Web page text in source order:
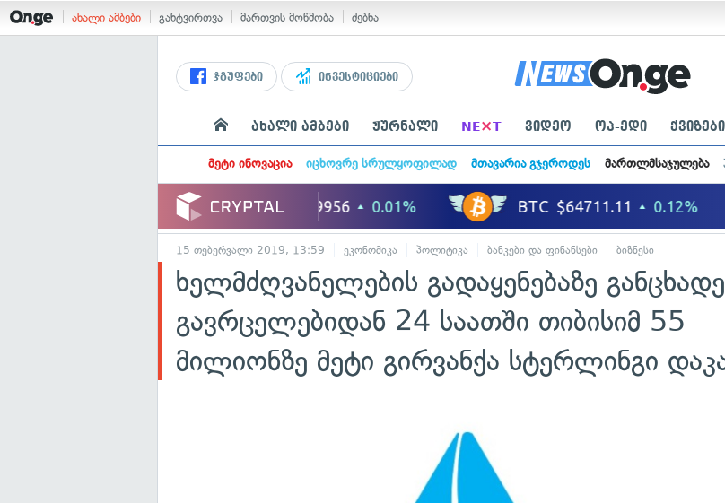
ახალი ამბები განტვირთვა მართვის მოწმობა ძებნა
ჯგუფები ინვესტიციები
ახალი ამბები ჟურნალი NE×T ვიდეო ოპ-ედი ქვიზები
მეტი ინოვაცია იცხოვრე სრულყოფილად მთავარია გჯეროდეს მართლმსაჯულება
15 თებერვალი 2019, 13:59 ეკონომიკა პოლიტიკა ბანკები და ფინანსები ბიზნესი
ხელმძღვანელების გადაყენებაზე
გავრცელებიდან 24 საათში თიბისიმ 55
მილიონზე მეტი გირვანქა სტერლინგი